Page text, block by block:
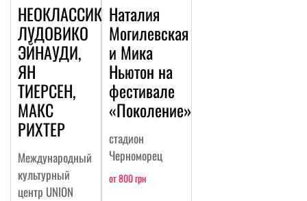
НЕОКЛАССИКА:
ЛУДОВИКО
ЭЙНАУДИ,
ЯН
ТИЕРСЕН,
МАКС
РИХТЕР
Международный
культурный
центр UNION
Наталия
Могилевская
и Мика
Ньютон на
фестивале
«Поколение»
стадион
Черноморец
от 800 грн